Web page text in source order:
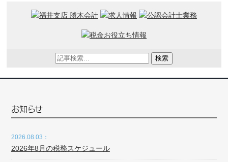
検索
お知らせ
2026.08.03：
2026年8月の税務スケジュール